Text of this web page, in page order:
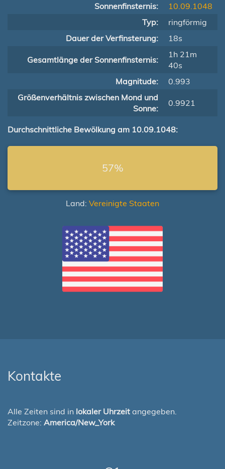
Sonnenfinsternis:
10.09.1048
Typ:
ringförmig
Dauer der Verfinsterung:
18s
Gesamtlänge der Sonnenfinsternis:
1h 21m
40s
Magnitude:
0.993
Größenverhältnis zwischen Mond und
Sonne:
0.9921
Durchschnittliche Bewölkung am 10.09.1048:
57%
Land: Vereinigte Staaten
Kontakte
Alle Zeiten sind in lokaler Uhrzeit angegeben.
Zeitzone: America/New_York